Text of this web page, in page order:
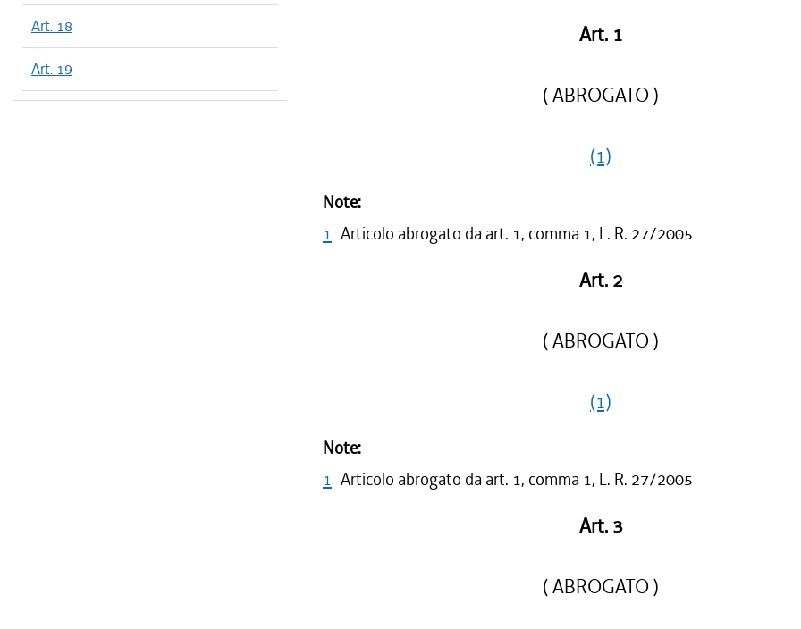
Art. 18
Art. 19
Art. 1
( ABROGATO )
(1)
Note:
1 Articolo abrogato da art. 1, comma 1, L. R. 27/2005
Art. 2
( ABROGATO )
(1)
Note:
1 Articolo abrogato da art. 1, comma 1, L. R. 27/2005
Art. 3
( ABROGATO )